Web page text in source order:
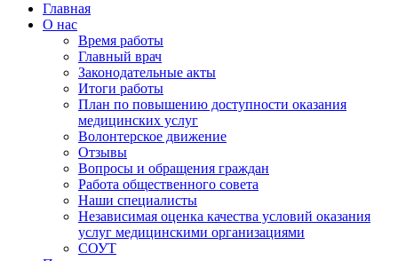
Главная
О нас
Время работы
Главный врач
Законодательные акты
Итоги работы
План по повышению доступности оказания
медицинских услуг
Волонтерское движение
Отзывы
Вопросы и обращения граждан
Работа общественного совета
Наши специалисты
Независимая оценка качества условий оказания
услуг медицинскими организациями
СОУТ